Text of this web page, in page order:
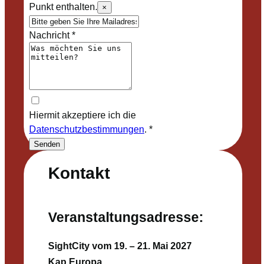
Kontakt
Veranstaltungsadresse:
SightCity vom 19. – 21. Mai 2027
Kap Europa
Punkt enthalten.
×
Nachricht*
Hiermit akzeptiere ich die
Datenschutzbestimmungen. *
Senden